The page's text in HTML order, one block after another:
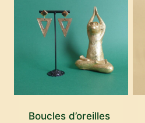
Boucles d’oreilles